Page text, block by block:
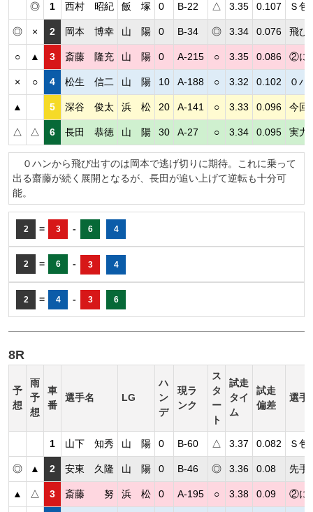
◎ 1 西村 昭紀 飯 塚 0 B-22 △ 3.35 0.107 Ｓ包
◎ × 2 岡本 博幸 山 陽 0 B-34 ◎ 3.34 0.076 飛び
○ ▲ 3 斎藤 隆充 山 陽 0 A-215 ○ 3.35 0.086 ②に
× ○ 4 松生 信二 山 陽 10 A-188 ○ 3.32 0.102 ０ハ
▲ 5 深谷 俊太 浜 松 20 A-141 ○ 3.33 0.096 今回
△ △ 6 長田 恭徳 山 陽 30 A-27 ○ 3.34 0.095 実力
０ハンから飛び出すのは岡本で逃げ切りに期待。これに乗って
出る齋藤が続く展開となるが、長田が追い上げて逆転も十分可
能。
2 = 3 - 6 4
2 = 6 - 3 4
2 = 4 - 3 6
8R
予
想
雨
予
想
車
番
選手名 LG
ハ
ン
デ
現ラ
ンク
ス
タ
ー
ト
試走
タイ
ム
試走
偏差
選手
1 山下 知秀 山 陽 0 B-60 △ 3.37 0.082 Ｓ包
◎ ▲ 2 安東 久隆 山 陽 0 B-46 ◎ 3.36 0.08 先手
▲ △ 3 斎藤 努 浜 松 0 A-195 ○ 3.38 0.09 ②に